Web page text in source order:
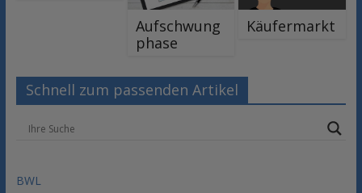
Aufschwung
phase
Käufermarkt
Schnell zum passenden Artikel
BWL